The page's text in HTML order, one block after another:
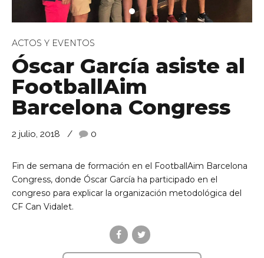
Ll 08950, Barcelona
ACTOS Y EVENTOS
Óscar García asiste al
FootballAim
Barcelona Congress
2 julio, 2018 0
Fin de semana de formación en el FootballAim Barcelona
Congress, donde Óscar García ha participado en el
congreso para explicar la organización metodológica del
CF Can Vidalet.